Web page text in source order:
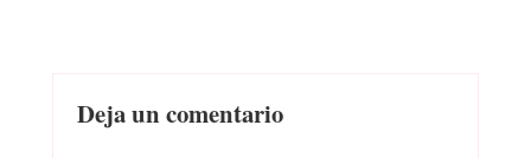
Deja un comentario